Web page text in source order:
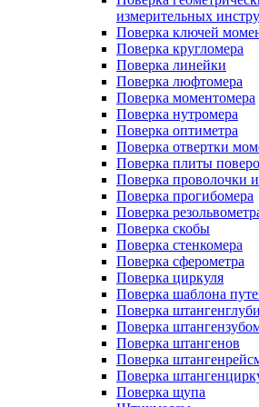
измерительных
Поверка ключей
Поверка кругломера
Поверка линейки
Поверка люфтомера
Поверка моментомера
Поверка нутромера
Поверка оптиметра
Поверка отвертки
Поверка плиты
Поверка проволочки
Поверка прогибомера
Поверка
Поверка скобы
Поверка стенкомера
Поверка сферометра
Поверка циркуля
Поверка шаблона
Поверка
Поверка
Поверка штангенов
Поверка
Поверка
Поверка щупа